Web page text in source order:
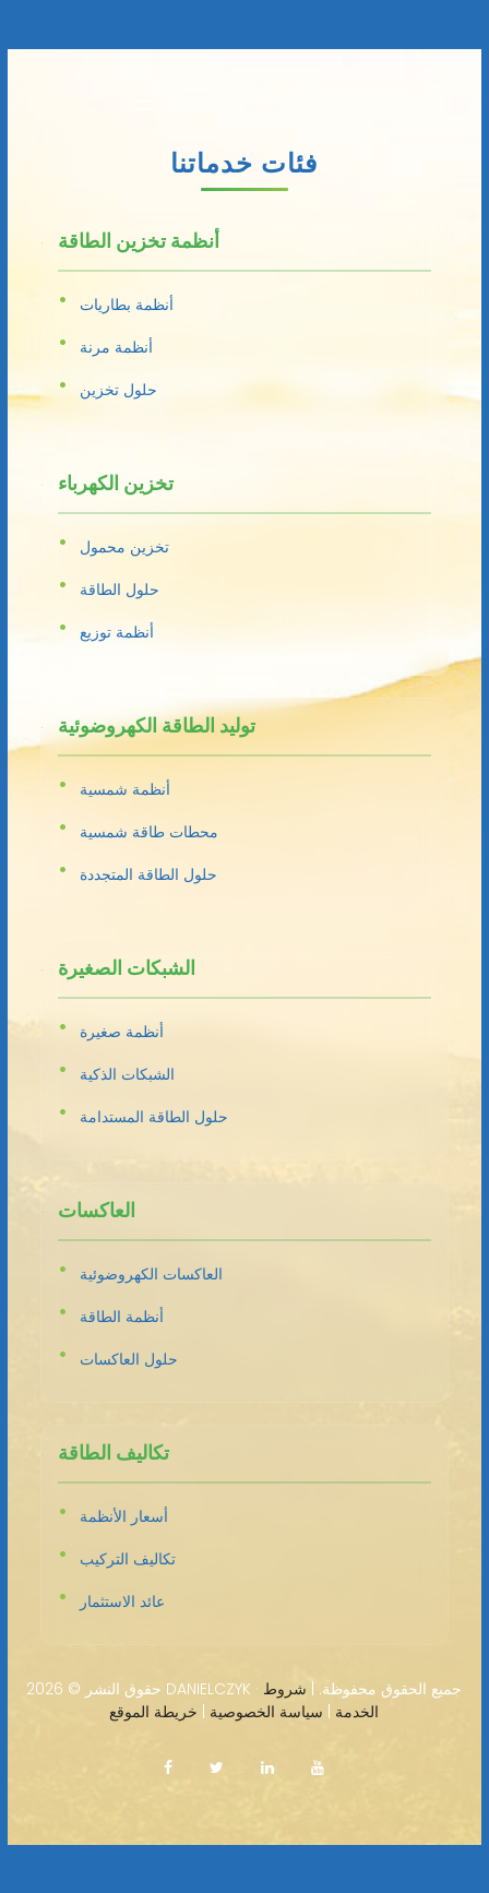
فئات خدماتنا
أنظمة تخزين الطاقة
أنظمة بطاريات
أنظمة مرنة
حلول تخزين
تخزين الكهرباء
تخزين محمول
حلول الطاقة
أنظمة توزيع
توليد الطاقة الكهروضوئية
أنظمة شمسية
محطات طاقة شمسية
حلول الطاقة المتجددة
الشبكات الصغيرة
أنظمة صغيرة
الشبكات الذكية
حلول الطاقة المستدامة
العاكسات
العاكسات الكهروضوئية
أنظمة الطاقة
حلول العاكسات
تكاليف الطاقة
أسعار الأنظمة
تكاليف التركيب
عائد الاستثمار
حقوق النشر © 2026 DANIELCZYK · جميع الحقوق محفوظة. | شروط
الخدمة
سياسة الخصوصية خريطة الموقع